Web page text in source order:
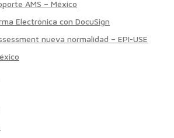
AMS – México
Electrónica con DocuSign
nueva normalidad – EPI-USE